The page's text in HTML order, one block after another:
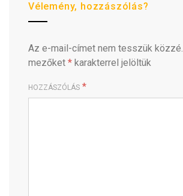
Vélemény, hozzászólás?
Az e-mail-címet nem tesszük közzé.
mezőket * karakterrel jelöltük
HOZZÁSZÓLÁS *